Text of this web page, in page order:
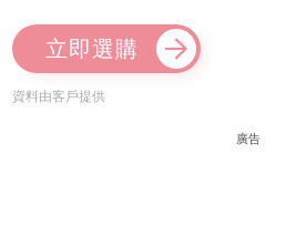
立即選購
資料由客戶提供
廣告